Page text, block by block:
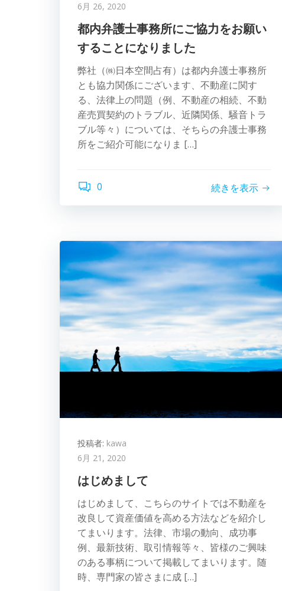
6月 26, 2020
都内弁護士事務所にご協力をお願い
することになりました
弊社（㈱日本空間占有）は都内弁護士事務所
とも協力関係にございます、不動産に関す
る、法律上の問題（例、不動産の相続、不動
産売買契約のトラブル、近隣関係、騒音トラ
ブル等々）については、そちらの弁護士事務
所をご紹介可能になりま […]
0 続きを表示
投稿者: kawa
6月 21, 2020
はじめまして
はじめまして、こちらのサイトでは不動産を
改良して資産価値を高める方法などを紹介し
てまいります。法律、市場の動向、成功事
例、最新技術、取引情報等々、皆様のご興味
のある事柄について掲載してまいります。随
時、専門家の皆さまに成 […]